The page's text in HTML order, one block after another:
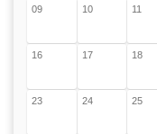
09 10 11
16 17 18
23 24 25